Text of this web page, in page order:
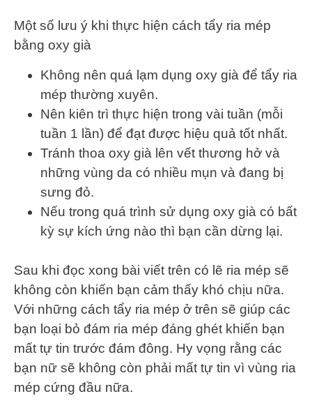
Một số lưu ý khi thực hiện cách tẩy ria mép
bằng oxy già
Không nên quá lạm dụng oxy già để tẩy ria
mép thường xuyên.
Nên kiên trì thực hiện trong vài tuần (mỗi
tuần 1 lần) để đạt được hiệu quả tốt nhất.
Tránh thoa oxy già lên vết thương hở và
những vùng da có nhiều mụn và đang bị
sưng đỏ.
Nếu trong quá trình sử dụng oxy già có bất
kỳ sự kích ứng nào thì bạn cần dừng lại.
Sau khi đọc xong bài viết trên có lẽ ria mép sẽ
không còn khiến bạn cảm thấy khó chịu nữa.
Với những cách tẩy ria mép ở trên sẽ giúp các
bạn loại bỏ đám ria mép đáng ghét khiến bạn
mất tự tin trước đám đông. Hy vọng rằng các
bạn nữ sẽ không còn phải mất tự tin vì vùng ria
mép cứng đầu nữa.